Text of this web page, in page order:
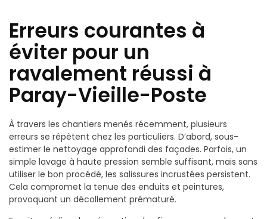
Erreurs courantes à
éviter pour un
ravalement réussi à
Paray-Vieille-Poste
À travers les chantiers menés récemment, plusieurs
erreurs se répètent chez les particuliers. D’abord, sous-
estimer le nettoyage approfondi des façades. Parfois, un
simple lavage à haute pression semble suffisant, mais sans
utiliser le bon procédé, les salissures incrustées persistent.
Cela compromet la tenue des enduits et peintures,
provoquant un décollement prématuré.